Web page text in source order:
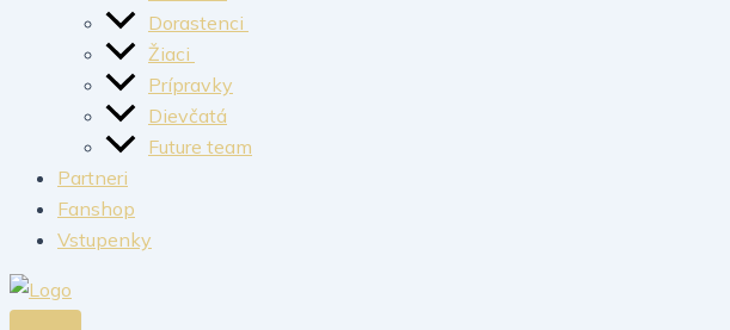
Dorastenci
Žiaci
Prípravky
Dievčatá
Future team
Partneri
Fanshop
Vstupenky